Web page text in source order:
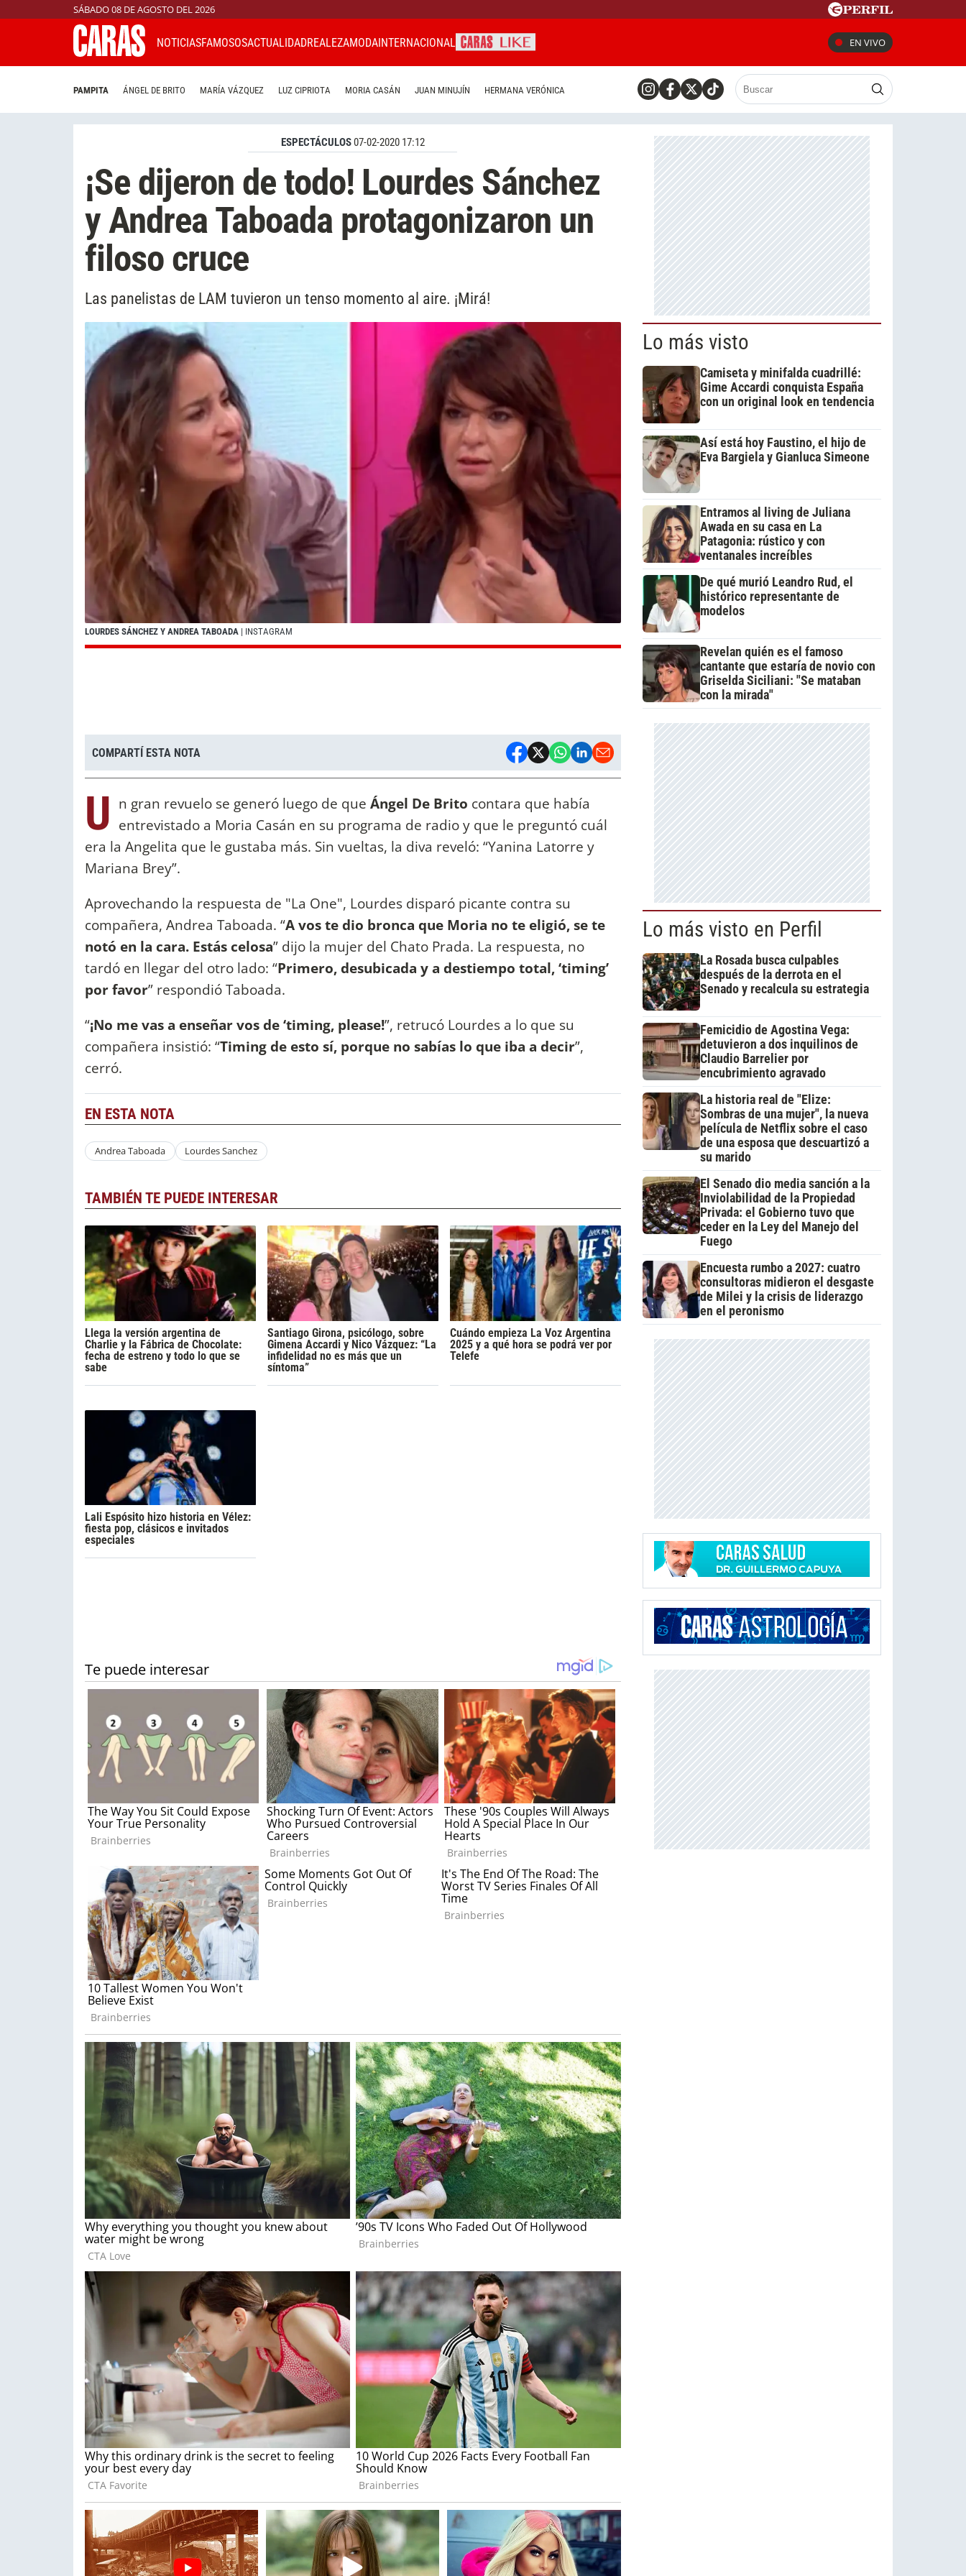
SÁBADO 08 DE AGOSTO DEL 2026
NOTICIASFAMOSOSACTUALIDADREALEZAMODAINTERNACIONAL EN VIVO
PAMPITA ÁNGEL DE BRITO MARÍA VÁZQUEZ LUZ CIPRIOTA MORIA CASÁN JUAN MINUJÍN HERMANA VERÓNICA
ESPECTÁCULOS07-02-2020 17:12
¡Se dijeron de todo! Lourdes Sánchez
y Andrea Taboada protagonizaron un
filoso cruce
Las panelistas de LAM tuvieron un tenso momento al aire. ¡Mirá!
LOURDES SÁNCHEZ Y ANDREA TABOADA | INSTAGRAM
COMPARTÍ ESTA NOTA
U n gran revuelo se generó luego de que Ángel De Brito contara que había
entrevistado a Moria Casán en su programa de radio y que le preguntó cuál
era la Angelita que le gustaba más. Sin vueltas, la diva reveló: “Yanina Latorre y
Mariana Brey”.
Aprovechando la respuesta de "La One", Lourdes disparó picante contra su
compañera, Andrea Taboada. “A vos te dio bronca que Moria no te eligió, se te
notó en la cara. Estás celosa” dijo la mujer del Chato Prada. La respuesta, no
tardó en llegar del otro lado: “Primero, desubicada y a destiempo total,‘timing’
por favor” respondió Taboada.
“¡No me vas a enseñar vos de ‘timing, please!”, retrucó Lourdes a lo que su
compañera insistió: “Timing de esto sí, porque no sabías lo que iba a decir”,
cerró.
EN ESTA NOTA
Andrea Taboada Lourdes Sanchez
TAMBIÉN TE PUEDE INTERESAR
Llega la versión argentina de
Charlie y la Fábrica de Chocolate:
fecha de estreno y todo lo que se
sabe
Santiago Girona, psicólogo, sobre
Gimena Accardi y Nico Vázquez: “La
infidelidad no es más que un
síntoma”
Cuándo empieza La Voz Argentina
2025 y a qué hora se podrá ver por
Telefe
Lali Espósito hizo historia en Vélez:
fiesta pop, clásicos e invitados
especiales
Lo más visto
Camiseta y minifalda cuadrillé:
Gime Accardi conquista España
con un original look en tendencia
Así está hoy Faustino, el hijo de
Eva Bargiela y Gianluca Simeone
Entramos al living de Juliana
Awada en su casa en La
Patagonia: rústico y con
ventanales increíbles
De qué murió Leandro Rud, el
histórico representante de
modelos
Revelan quién es el famoso
cantante que estaría de novio con
Griselda Siciliani: "Se mataban
con la mirada"
Lo más visto en Perfil
La Rosada busca culpables
después de la derrota en el
Senado y recalcula su estrategia
Femicidio de Agostina Vega:
detuvieron a dos inquilinos de
Claudio Barrelier por
encubrimiento agravado
La historia real de "Elize:
Sombras de una mujer", la nueva
película de Netflix sobre el caso
de una esposa que descuartizó a
su marido
El Senado dio media sanción a la
Inviolabilidad de la Propiedad
Privada: el Gobierno tuvo que
ceder en la Ley del Manejo del
Fuego
Encuesta rumbo a 2027: cuatro
consultoras midieron el desgaste
de Milei y la crisis de liderazgo
en el peronismo